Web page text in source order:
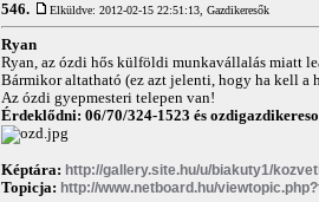
546. Elküldve: 2012-02-15 22:51:13, Gazdikeresők
Ryan
Ryan, az ózdi hős külföldi munkavállalás miatt
Bármikor altatható (ez azt jelenti, hogy ha kell a
Az ózdi gyepmesteri telepen van!
Érdeklődni: 06/70/324-1523 és
Képtára: http://gallery.site.hu/u/biakuty1/
Topicja: http://www.netboard.hu/